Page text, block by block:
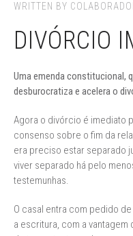
WRITTEN BY
DIVÓRCIO
Uma emenda constitucional,
desburocratiza e acelera o
Agora o divórcio é imediato
consenso sobre o fim da
era preciso estar separado
viver separado há pelo
testemunhas.
O casal entra com pedido
a escritura, com a